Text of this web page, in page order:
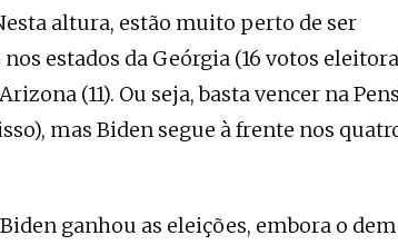
altura, estão muito perto de ser
estados da Geórgia (16 votos
(11). Ou seja, basta vencer na
mas Biden segue à frente nos
ganhou as eleições, embora o